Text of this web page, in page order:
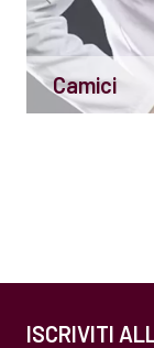
Camici
ISCRIVITI